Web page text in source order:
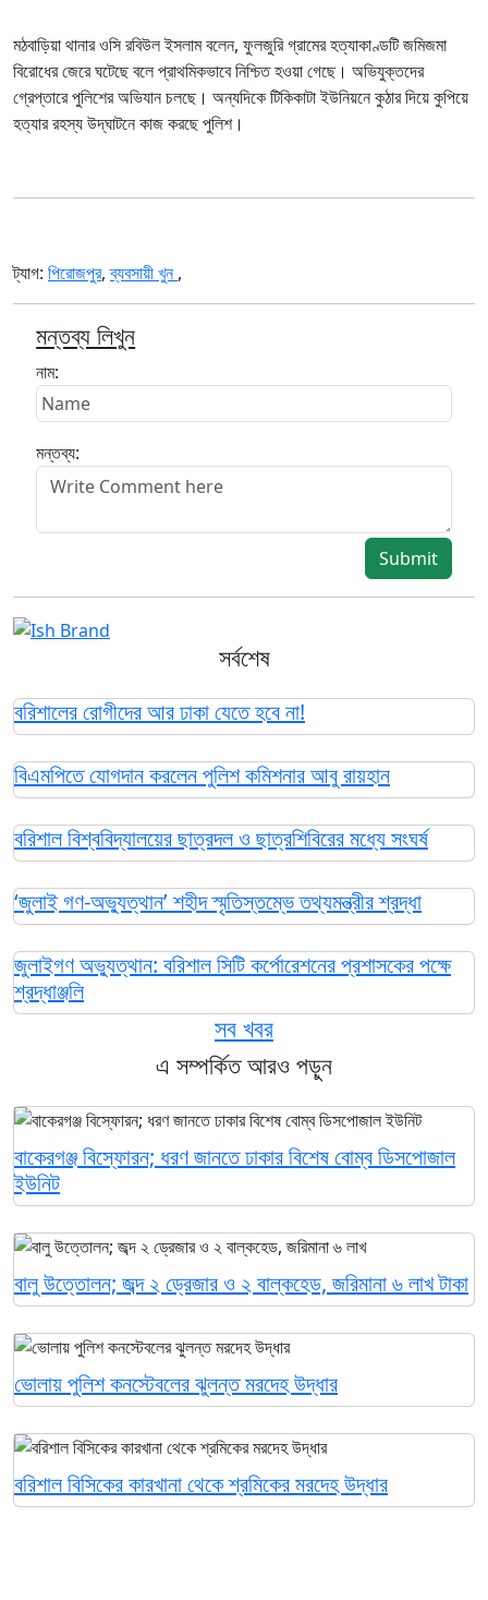
মঠবাড়িয়া থানার ওসি রবিউল ইসলাম বলেন, ফুলজুরি গ্রামের হত্যাকাণ্ডটি জমিজমা
বিরোধের জেরে ঘটেছে বলে প্রাথমিকভাবে নিশ্চিত হওয়া গেছে। অভিযুক্তদের
গ্রেপ্তারে পুলিশের অভিযান চলছে। অন্যদিকে টিকিকাটা ইউনিয়নে কুঠার দিয়ে কুপিয়ে
হত্যার রহস্য উদ্‌ঘাটনে কাজ করছে পুলিশ।
ট্যাগ: পিরোজপুর,ব্যবসায়ী খুন,
মন্তব্য লিখুন
নাম:
মন্তব্য:
Submit
সর্বশেষ
বরিশালের রোগীদের আর ঢাকা যেতে হবে না!
বিএমপিতে যোগদান করলেন পুলিশ কমিশনার আবু রায়হান
বরিশাল বিশ্ববিদ্যালয়ের ছাত্রদল ও ছাত্রশিবিরের মধ্যে সংঘর্ষ
‘জুলাই গণ-অভ্যুত্থান’ শহীদ স্মৃতিস্তম্ভে তথ্যমন্ত্রীর শ্রদ্ধা
জুলাইগণ অভ্যুত্থান: বরিশাল সিটি কর্পোরেশনের প্রশাসকের পক্ষে
শ্রদ্ধাঞ্জলি
সব খবর
এ সম্পর্কিত আরও পড়ুন
বাকেরগঞ্জ বিস্ফোরন; ধরণ জানতে ঢাকার বিশেষ বোম্ব ডিসপোজাল
ইউনিট
বালু উত্তোলন; জব্দ ২ ড্রেজার ও ২ বাল্কহেড, জরিমানা ৬ লাখ টাকা
ভোলায় পুলিশ কনস্টেবলের ঝুলন্ত মরদেহ উদ্ধার
বরিশাল বিসিকের কারখানা থেকে শ্রমিকের মরদেহ উদ্ধার